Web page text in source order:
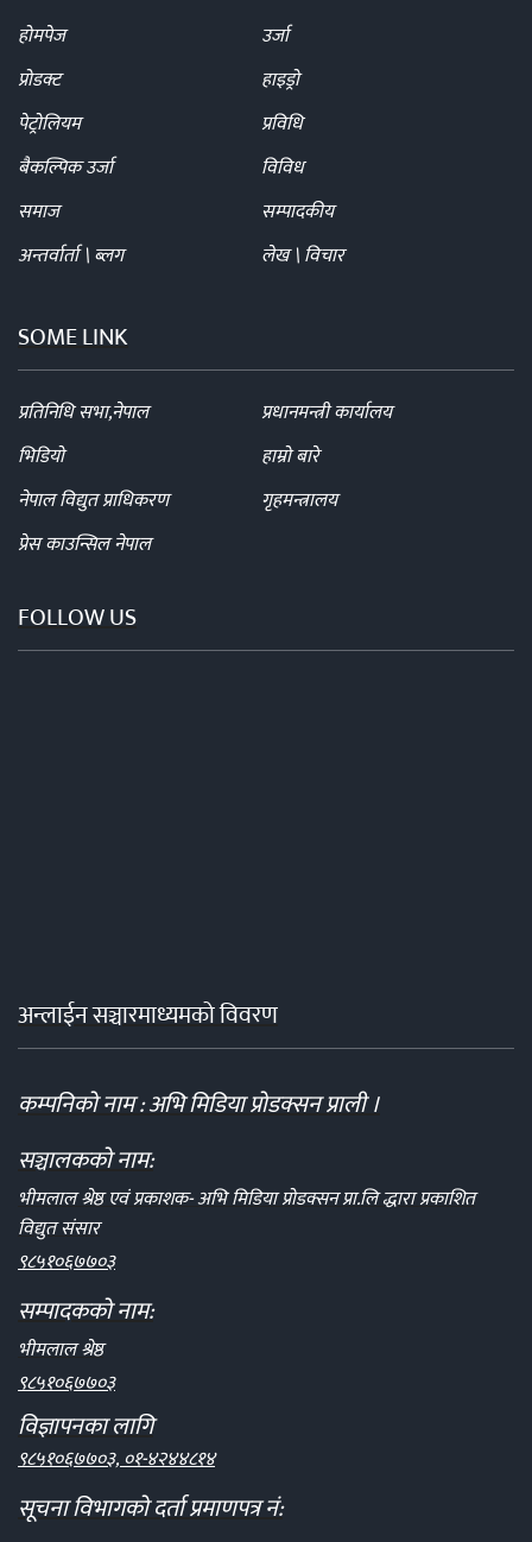
होमपेज
उर्जा
प्रोडक्ट
हाइड्रो
पेट्रोलियम
प्रविधि
बैकल्पिक उर्जा
विविध
समाज
सम्पादकीय
अन्तर्वार्ता \ ब्लग
लेख \ विचार
SOME LINK
प्रतिनिधि सभा,नेपाल
प्रधानमन्त्री कार्यालय
भिडियो
हाम्रो बारे
नेपाल विद्युत प्राधिकरण
गृहमन्त्रालय
प्रेस काउन्सिल नेपाल
FOLLOW US
अन्लाईन सञ्चारमाध्यमको विवरण
कम्पनिको नाम : अभि मिडिया प्रोडक्सन प्राली ।
सञ्चालकको नाम:
भीमलाल श्रेष्ठ एवं प्रकाशक- अभि मिडिया प्रोडक्सन प्रा.लि द्धारा प्रकाशित
विद्युत संसार
९८५१०६७७०३
सम्पादकको नाम:
भीमलाल श्रेष्ठ
९८५१०६७७०३
विज्ञापनका लागि
९८५१०६७७०३, ०१-४२४४८१४
सूचना विभागको दर्ता प्रमाणपत्र नं: